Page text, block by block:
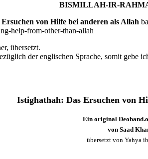
BISMILLAH-IR-
von Hilfe bei anderen als Allah
help-from-other-than-allah
übersetzt.
der englischen Sprache, somit
Istighathah: Das Ersuchen von
Ein original
von Saad
übersetzt von Yahya